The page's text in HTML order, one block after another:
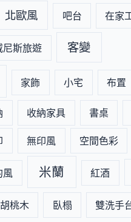
北歐風 吧台 在家
尼斯旅遊 客變
家飾 小宅 布置
收納家具 書桌
無印風 空間色彩
風 米蘭 紅酒
胡桃木 臥榻 雙洗手